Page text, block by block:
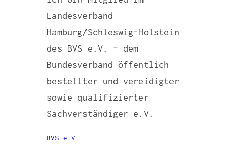
Landesverband
Hamburg/Schleswig-Holstein
des BVS e.V. – dem
Bundesverband öffentlich
bestellter und vereidigter
sowie qualifizierter
Sachverständiger e.V.
BVS e.V.